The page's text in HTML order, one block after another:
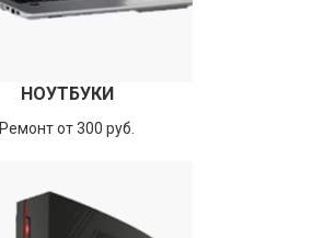
НОУТБУКИ
Ремонт от 300 руб.